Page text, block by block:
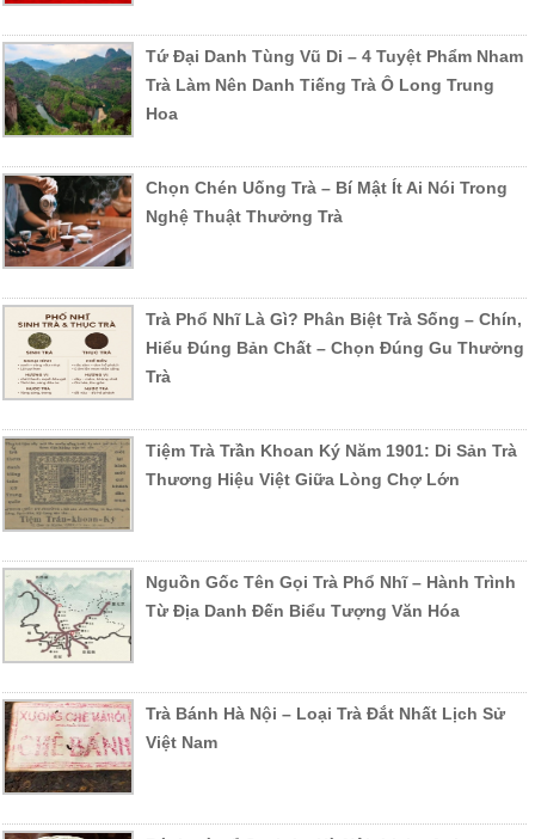
Tứ Đại Danh Tùng Vũ Di – 4 Tuyệt Phẩm Nham
Trà Làm Nên Danh Tiếng Trà Ô Long Trung
Hoa
Chọn Chén Uống Trà – Bí Mật Ít Ai Nói Trong
Nghệ Thuật Thưởng Trà
Trà Phổ Nhĩ Là Gì? Phân Biệt Trà Sống – Chín,
Hiểu Đúng Bản Chất – Chọn Đúng Gu Thưởng
Trà
Tiệm Trà Trần Khoan Ký Năm 1901: Di Sản Trà
Thương Hiệu Việt Giữa Lòng Chợ Lớn
Nguồn Gốc Tên Gọi Trà Phổ Nhĩ – Hành Trình
Từ Địa Danh Đến Biểu Tượng Văn Hóa
Trà Bánh Hà Nội – Loại Trà Đắt Nhất Lịch Sử
Việt Nam